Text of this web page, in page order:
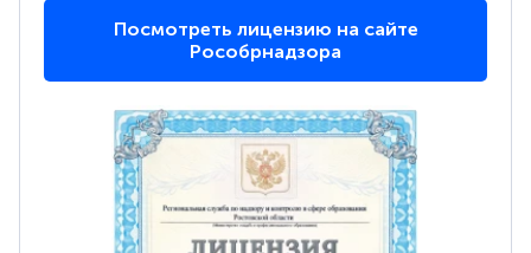
Посмотреть лицензию на сайте
Рособрнадзора